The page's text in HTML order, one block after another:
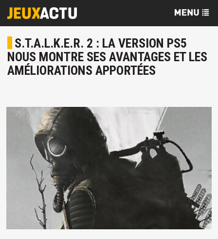
S.T.A.L.K.E.R. 2 : LA VERSION PS5
NOUS MONTRE SES AVANTAGES ET LES
AMÉLIORATIONS APPORTÉES